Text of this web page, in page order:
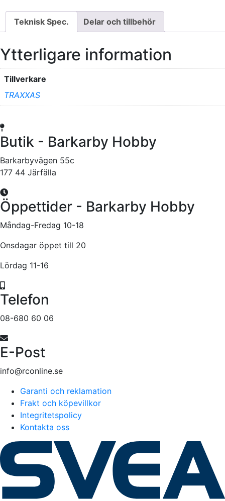
Teknisk Spec. Delar och tillbehör
Ytterligare information
Tillverkare
TRAXXAS
Butik - Barkarby Hobby
Barkarbyvägen 55c
177 44 Järfälla
Öppettider - Barkarby Hobby
Måndag-Fredag 10-18
Onsdagar öppet till 20
Lördag 11-16
Telefon
08-680 60 06
E-Post
info@rconline.se
Garanti och reklamation
Frakt och köpevillkor
Integritetspolicy
Kontakta oss